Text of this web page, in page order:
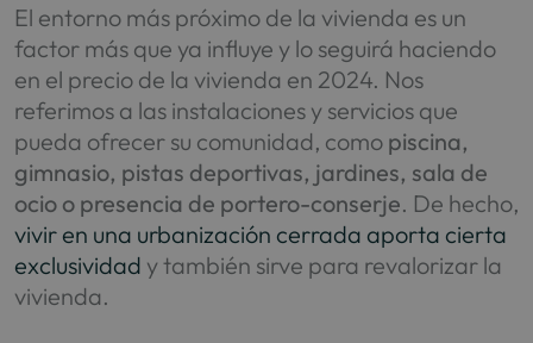
El entorno más próximo de la vivienda es un
factor más que ya influye y lo seguirá haciendo
en el precio de la vivienda en 2024. Nos
referimos a las instalaciones y servicios que
pueda ofrecer su comunidad, como piscina,
gimnasio, pistas deportivas, jardines, sala de
ocio o presencia de portero-conserje. De hecho,
vivir en una urbanización cerrada aporta cierta
exclusividad y también sirve para revalorizar la
vivienda.